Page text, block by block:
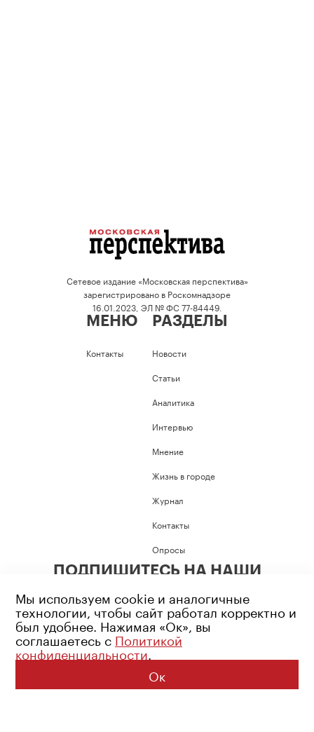
Сетевое издание «Московская перспектива»
зарегистрировано в Роскомнадзоре
16.01.2023, ЭЛ № ФС 77-84449.
МЕНЮ
Контакты
РАЗДЕЛЫ
Новости
Статьи
Аналитика
Интервью
Мнение
Жизнь в городе
Журнал
Контакты
Опросы
ПОДПИШИТЕСЬ НА НАШИ
Возрастное ограничение: 16+
Политика конфиденциальности
© 2026 Все права защищены
Мы используем cookie и аналогичные
технологии, чтобы сайт работал корректно и
был удобнее. Нажимая «Ок», вы
соглашаетесь с Политикой
конфиденциальности.
Ок